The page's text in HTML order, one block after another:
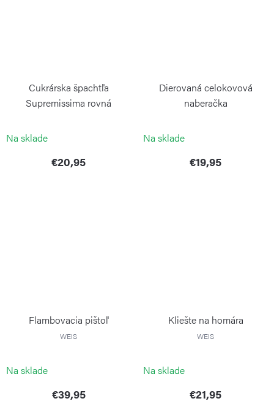
Cukrárska špachtľa
Supremissima rovná
Na sklade
€20,95
Dierovaná celokovová
naberačka
Na sklade
€19,95
Flambovacia pištoľ
WEIS
Na sklade
€39,95
Kliešte na homára
WEIS
Na sklade
€21,95